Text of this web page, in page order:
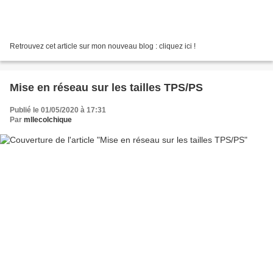
Retrouvez cet article sur mon nouveau blog : cliquez ici !
Mise en réseau sur les tailles TPS/PS
Publié le 01/05/2020 à 17:31
Par mllecolchique